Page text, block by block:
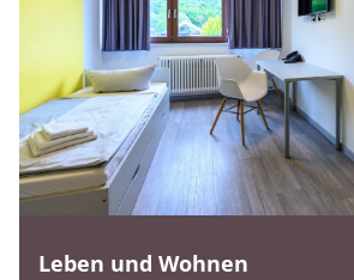
Leben und Wohnen